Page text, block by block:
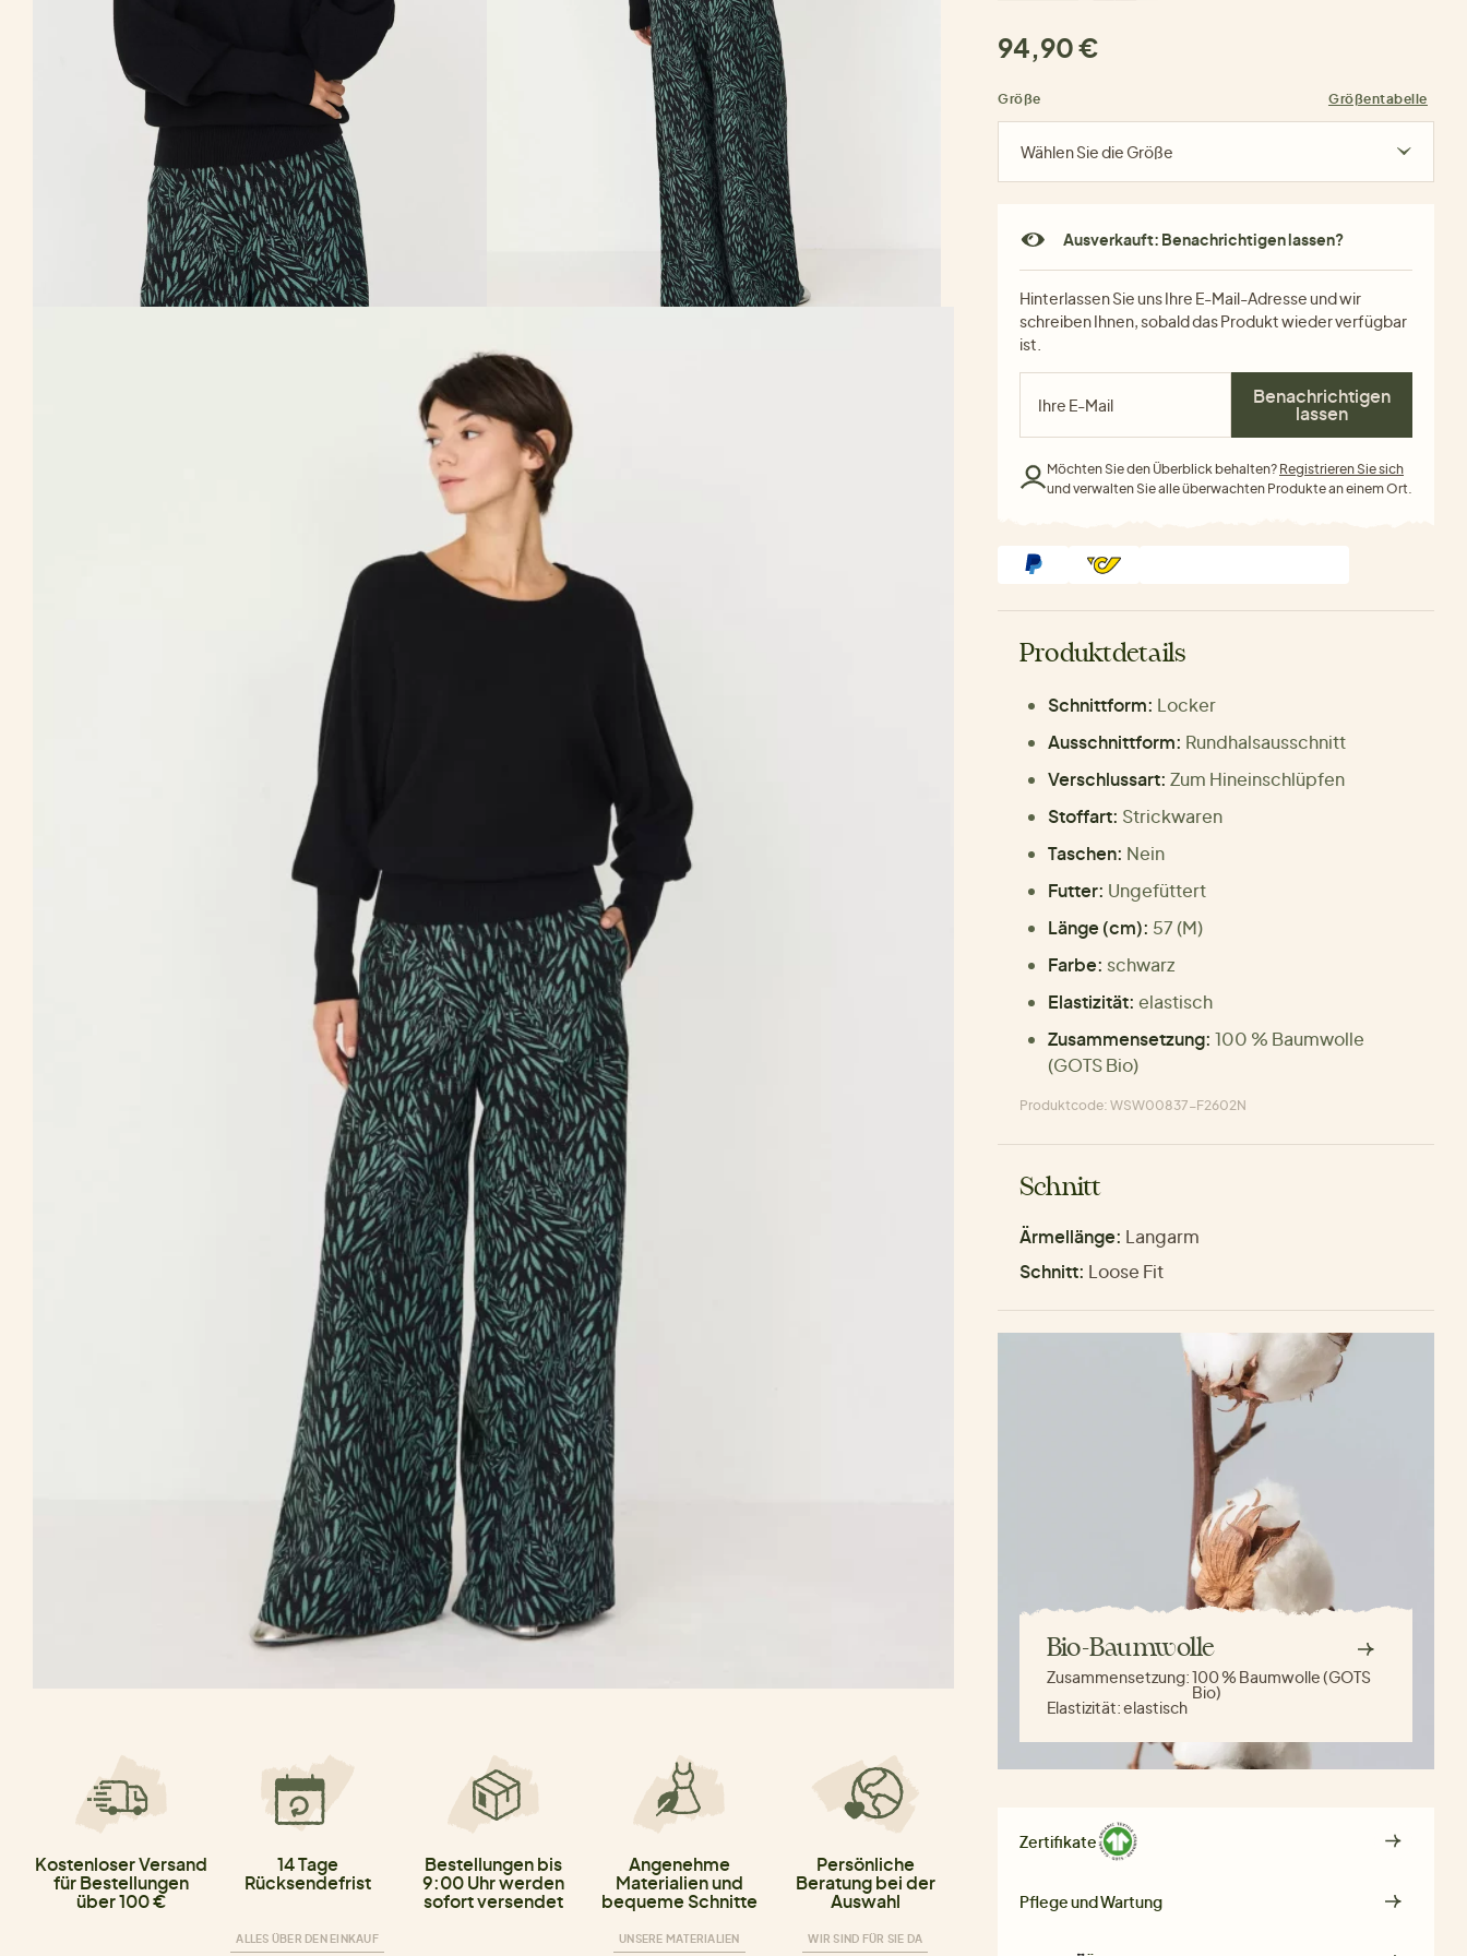
Kostenloser Versand
für Bestellungen
über 100 €
14 Tage
Rücksendefrist
ALLES ÜBER DEN EINKAUF
Bestellungen bis
9:00 Uhr werden
sofort versendet
Angenehme
Materialien und
bequeme Schnitte
UNSERE MATERIALIEN
Persönliche
Beratung bei der
Auswahl
WIR SIND FÜR SIE DA
94,90 €
Größe Größentabelle
Wählen Sie die Größe
Ausverkauft: Benachrichtigen lassen?
Hinterlassen Sie uns Ihre E-Mail-Adresse und wir
schreiben Ihnen, sobald das Produkt wieder verfügbar
ist.
Benachrichtigen
lassen
Möchten Sie den Überblick behalten? Registrieren Sie sich
und verwalten Sie alle überwachten Produkte an einem Ort.
Produktdetails
Schnittform: Locker
Ausschnittform: Rundhalsausschnitt
Verschlussart: Zum Hineinschlüpfen
Stoffart: Strickwaren
Taschen: Nein
Futter: Ungefüttert
Länge (cm): 57 (M)
Farbe: schwarz
Elastizität: elastisch
Zusammensetzung: 100 % Baumwolle
(GOTS Bio)
Produktcode: WSW00837-F2602N
Schnitt
Ärmellänge: Langarm
Schnitt: Loose Fit
Bio-Baumwolle
Zusammensetzung:100 % Baumwolle (GOTS
Bio)
Elastizität:elastisch
Zertifikate
Pflege und Wartung